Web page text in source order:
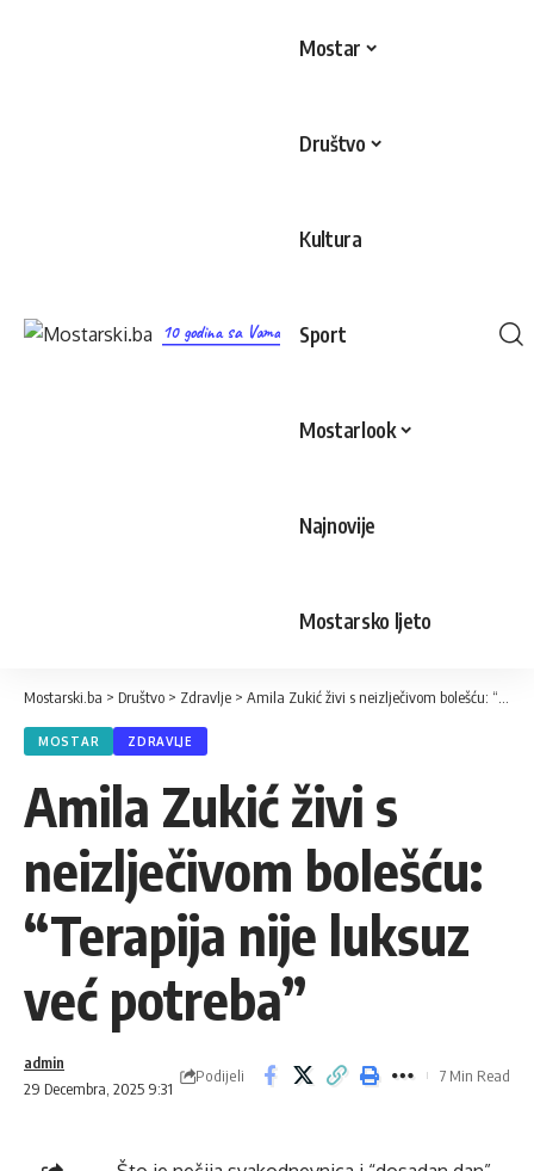
10 godina sa Vama
Mostar
Društvo
Kultura
Sport
Mostarlook
Najnovije
Mostarsko ljeto
Mostarski.ba > Društvo > Zdravlje > Amila Zukić živi s neizlječivom bolešću: “Terapija nije luksuz već potreba”
MOSTAR ZDRAVLJE
Amila Zukić živi s
neizlječivom bolešću:
“Terapija nije luksuz
već potreba”
29 Decembra, 2025 9:31
admin
Podijeli 7 Min Read